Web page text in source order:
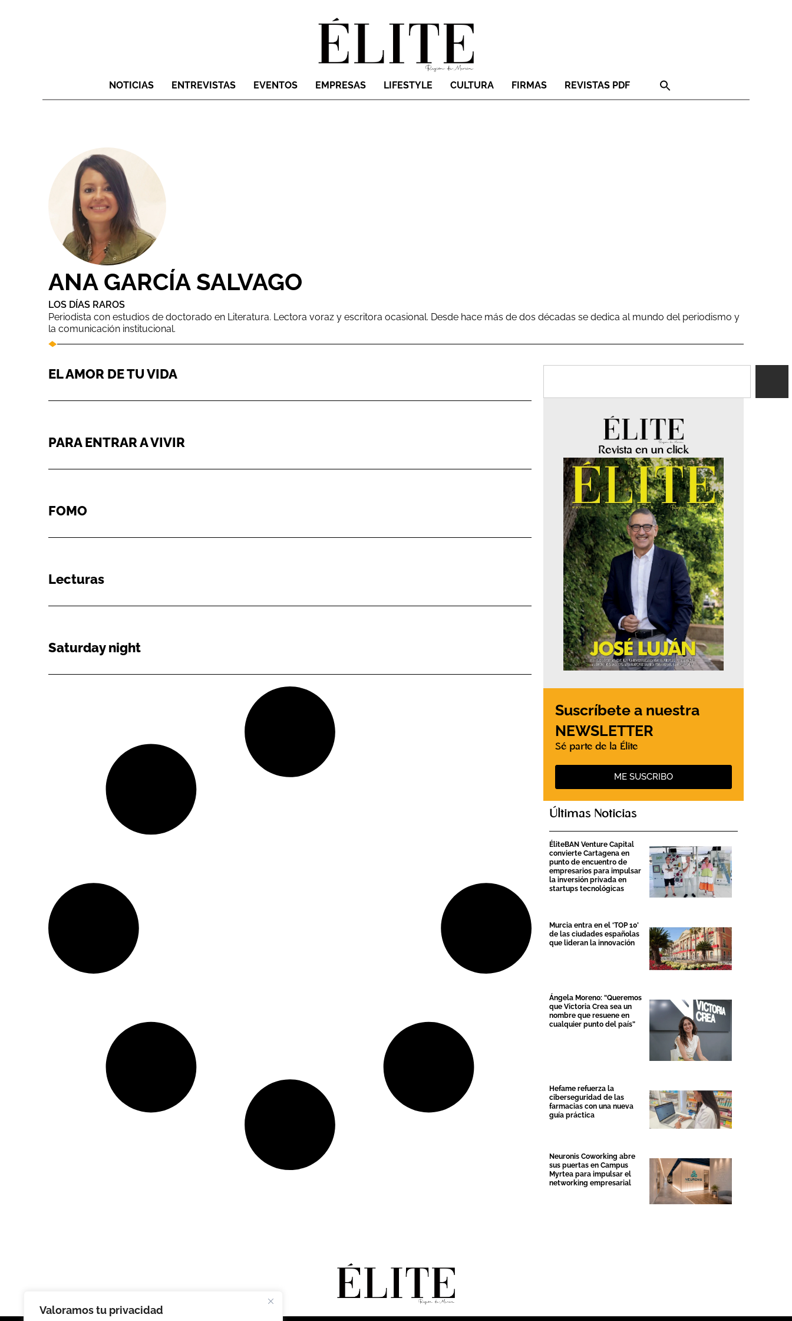
Valoramos tu privacidad
NOTICIAS ENTREVISTAS EVENTOS EMPRESAS LIFESTYLE CULTURA FIRMAS REVISTAS PDF
ANA GARCÍA SALVAGO
LOS DÍAS RAROS
Periodista con estudios de doctorado en Literatura. Lectora voraz y escritora ocasional. Desde hace más de dos décadas se dedica al mundo del periodismo y
la comunicación institucional.
EL AMOR DE TU VIDA
PARA ENTRAR A VIVIR
FOMO
Lecturas
Saturday night
Revista en un click
Suscríbete a nuestra
NEWSLETTER
Sé parte de la Élite
ME SUSCRIBO
Últimas Noticias
ÉliteBAN Venture Capital
convierte Cartagena en
punto de encuentro de
empresarios para impulsar
la inversión privada en
startups tecnológicas
Murcia entra en el ‘TOP 10’
de las ciudades españolas
que lideran la innovación
Ángela Moreno: “Queremos
que Victoria Crea sea un
nombre que resuene en
cualquier punto del país”
Hefame refuerza la
ciberseguridad de las
farmacias con una nueva
guía práctica
Neuronis Coworking abre
sus puertas en Campus
Myrtea para impulsar el
networking empresarial